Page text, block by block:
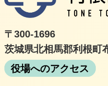
〒300-1696
茨城県北相馬郡利根町
役場へのアクセス